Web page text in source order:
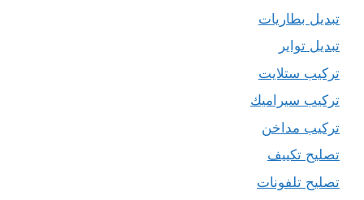
تبديل بطاريات
تبديل تواير
تركيب ستلايت
تركيب سيراميك
تركيب مداخن
تصليح تكييف
تصليح تلفونات